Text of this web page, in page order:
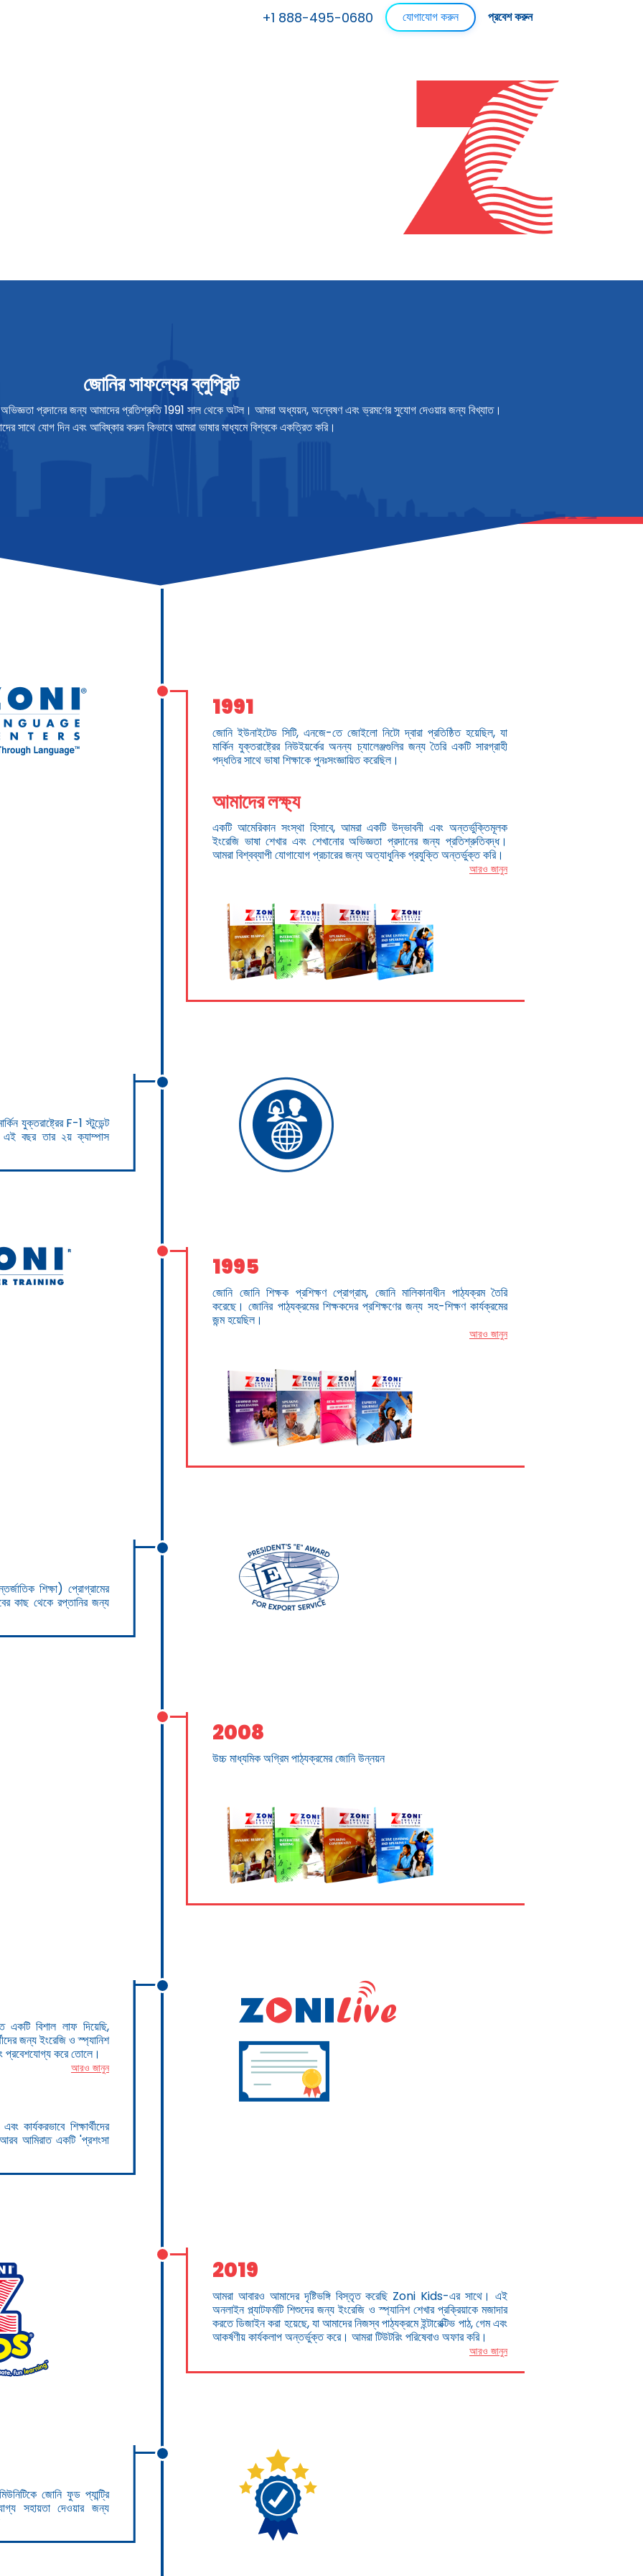
+1 888-495-0680 যোগাযোগ করুন প্রবেশ করুন
জোনির সাফল্যের ব্লুপ্রিন্ট
অভিজ্ঞতা প্রদানের জন্য আমাদের প্রতিশ্রুতি 1991 সাল থেকে অটল। আমরা অধ্যয়ন, অন্বেষণ এবং ভ্রমণের সুযোগ দেওয়ার জন্য বিখ্যাত।
সাথে যোগ দিন এবং আবিষ্কার করুন কিভাবে আমরা ভাষার মাধ্যমে বিশ্বকে একত্রিত করি।
1991
জোনি ইউনাইটেড সিটি, এনজে-তে জোইলো নিটো দ্বারা প্রতিষ্ঠিত হয়েছিল, যা
মার্কিন যুক্তরাষ্ট্রের নিউইয়র্কের অনন্য চ্যালেঞ্জগুলির জন্য তৈরি একটি সারগ্রাহী
পদ্ধতির সাথে ভাষা শিক্ষাকে পুনঃসংজ্ঞায়িত করেছিল।
আমাদের লক্ষ্য
একটি আমেরিকান সংস্থা হিসাবে, আমরা একটি উদ্ভাবনী এবং অন্তর্ভুক্তিমূলক
ইংরেজি ভাষা শেখার এবং শেখানোর অভিজ্ঞতা প্রদানের জন্য প্রতিশ্রুতিবদ্ধ।
আমরা বিশ্বব্যাপী যোগাযোগ প্রচারের জন্য অত্যাধুনিক প্রযুক্তি অন্তর্ভুক্ত করি।
আরও জানুন
যুক্তরাষ্ট্রের F-1 স্টুডেন্ট
এই বছর তার ২য় ক্যাম্পাস
1995
জোনি জোনি শিক্ষক প্রশিক্ষণ প্রোগ্রাম, জোনি মালিকানাধীন পাঠ্যক্রম তৈরি
করেছে। জোনির পাঠ্যক্রমের শিক্ষকদের প্রশিক্ষণের জন্য সহ-শিক্ষণ কার্যক্রমের
জন্ম হয়েছিল।
আরও জানুন
শিক্ষা) প্রোগ্রামের
কাছ থেকে রপ্তানির জন্য
2008
উচ্চ মাধ্যমিক অগ্রিম পাঠ্যক্রমের জোনি উন্নয়ন
বিশাল লাফ দিয়েছি,
জন্য ইংরেজি ও স্প্যানিশ
প্রবেশযোগ্য করে তোলে।
আরও জানুন
কার্যকরভাবে শিক্ষার্থীদের
আমিরাত একটি 'প্রশংসা
2019
আমরা আবারও আমাদের দৃষ্টিভঙ্গি বিস্তৃত করেছি Zoni Kids-এর সাথে। এই
অনলাইন প্ল্যাটফর্মটি শিশুদের জন্য ইংরেজি ও স্প্যানিশ শেখার প্রক্রিয়াকে মজাদার
করতে ডিজাইন করা হয়েছে, যা আমাদের নিজস্ব পাঠ্যক্রমে ইন্টারেক্টিভ পাঠ, গেম এবং
আকর্ষণীয় কার্যকলাপ অন্তর্ভুক্ত করে। আমরা টিউটরিং পরিষেবাও অফার করি।
আরও জানুন
জোনি ফুড প্যান্ট্রি
সহায়তা দেওয়ার জন্য